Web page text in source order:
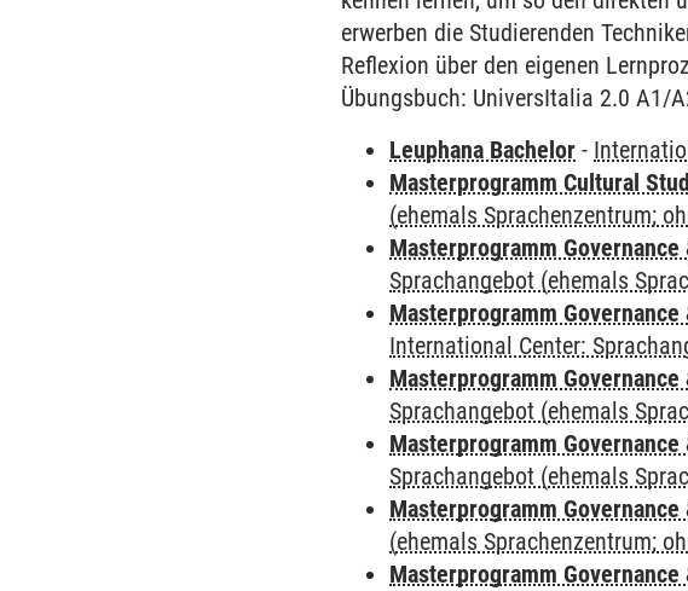
erwerben die Studierenden
Reflexion über den eigenen
Übungsbuch: UniversItalia 2.0 A1/
Leuphana Bachelor -
Masterprogramm Cultural
(ehemals Sprachenzentrum;
Masterprogramm
Sprachangebot (ehemals
Masterprogramm
International Center:
Masterprogramm
Sprachangebot (ehemals
Masterprogramm
Sprachangebot (ehemals
Masterprogramm
(ehemals Sprachenzentrum;
Masterprogramm